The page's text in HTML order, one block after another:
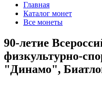
Главная
Каталог монет
Все монеты
90-летие
физкультурно-
"Динамо",